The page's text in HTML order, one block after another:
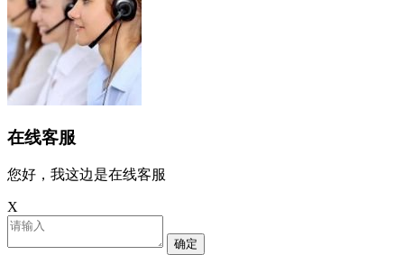
在线客服
您好，我这边是在线客服
X
确定